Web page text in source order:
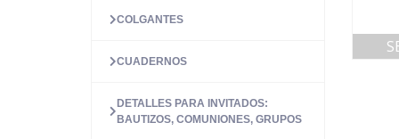
COLGANTES
CUADERNOS
DETALLES PARA INVITADOS:
BAUTIZOS, COMUNIONES, GRUPOS